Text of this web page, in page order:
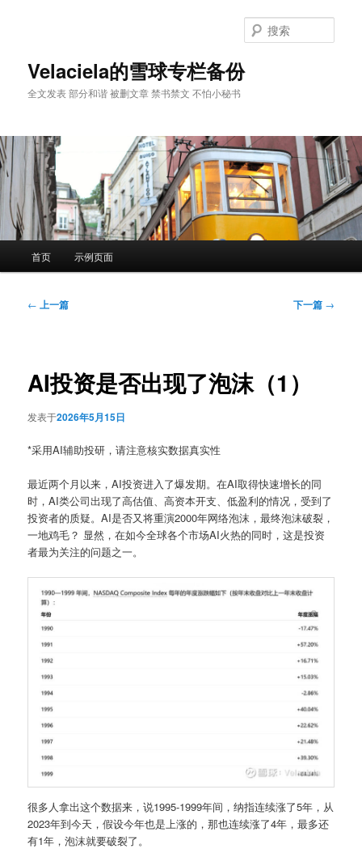
Velaciela的雪球专栏备份
全文发表 部分和谐 被删文章 禁书禁文 不怕小秘书
索
首页 示例页面
文
← 上一篇 下一篇 →
AI投资是否出现了泡沫（1）
发表于2026年5月15日
*采用AI辅助投研，请注意核实数据真实性
最近两个月以来，AI投资进入了爆发期。在AI取得快速增长的同
时，AI类公司出现了高估值、高资本开支、低盈利的情况，受到了
投资者的质疑。AI是否又将重演2000年网络泡沫，最终泡沫破裂，
一地鸡毛？ 显然，在如今全球各个市场AI火热的同时，这是投资
者最为关注的问题之一。
很多人拿出这个数据来，说1995-1999年间，纳指连续涨了5年，从
2023年到今天，假设今年也是上涨的，那也连续涨了4年，最多还
有1年，泡沫就要破裂了。